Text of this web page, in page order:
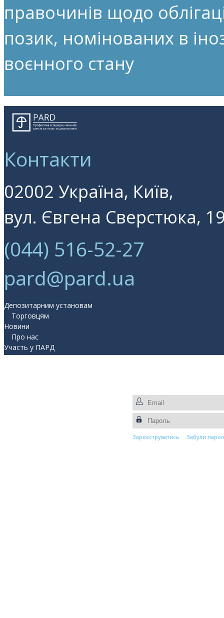
правочинів щодо
позик, номінованих в
воєнного стану
Контакти
02002 Україна, Київ,
вул. Євгена Сверстюка,
(044) 516-52-27
pard@pard.ua
Депозитарним установам
Торговцям
Новини
Про нас
Участь у ПАРД
Прес-центр
Зареєструватись Забули